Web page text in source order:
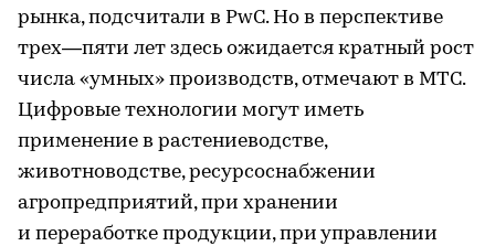
рынка, подсчитали в PwC. Но в перспективе
трех—пяти лет здесь ожидается кратный рост
числа «умных» производств, отмечают в МТС.
Цифровые технологии могут иметь
применение в растениеводстве,
животноводстве, ресурсоснабжении
агропредприятий, при хранении
и переработке продукции, при управлении